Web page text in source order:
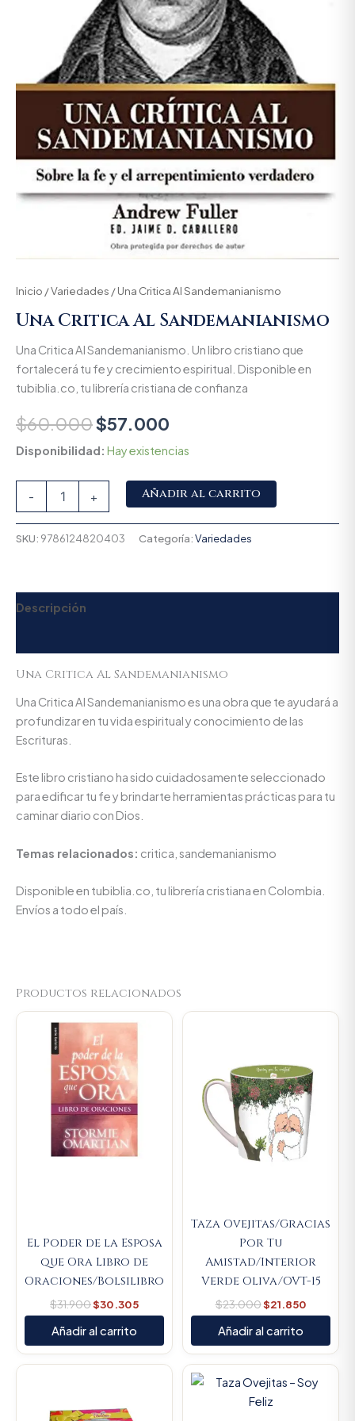
Inicio /Variedades / Una Critica Al Sandemanianismo
Una Critica Al Sandemanianismo
Una Critica Al Sandemanianismo. Un libro cristiano que
fortalecerá tu fe y crecimiento espiritual. Disponible en
tubiblia.co, tu librería cristiana de confianza
$60.000$57.000
Disponibilidad: Hay existencias
- + Añadir al carrito
SKU: 9786124820403 Categoría:Variedades
Descripción
Una Critica Al Sandemanianismo
Una Critica Al Sandemanianismo es una obra que te ayudará a
profundizar en tu vida espiritual y conocimiento de las
Escrituras.
Este libro cristiano ha sido cuidadosamente seleccionado
para edificar tu fe y brindarte herramientas prácticas para tu
caminar diario con Dios.
Temas relacionados: critica, sandemanianismo
Disponible en tubiblia.co, tu librería cristiana en Colombia.
Envíos a todo el país.
Productos relacionados
El Poder de la Esposa
que Ora Libro de
Oraciones/Bolsilibro
$31.900
price
was:
$31.900.
$30.305
Current
Añadir al carrito
Taza Ovejitas/Gracias
Por Tu
Amistad/Interior
Verde Oliva/OVT-15
$23.000$21.850
Current
Añadir al carrito
$14.000.
Current
price
was:
Current
price